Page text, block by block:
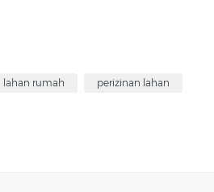
lahan rumah perizinan lahan